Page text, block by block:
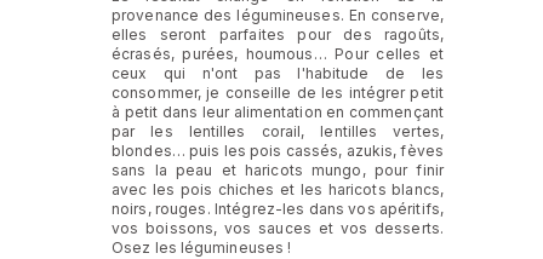
provenance des légumineuses. En conserve,
elles seront parfaites pour des ragoûts,
écrasés, purées, houmous… Pour celles et
ceux qui n'ont pas l'habitude de les
consommer, je conseille de les intégrer petit
à petit dans leur alimentation en commençant
par les lentilles corail, lentilles vertes,
blondes… puis les pois cassés, azukis, fèves
sans la peau et haricots mungo, pour finir
avec les pois chiches et les haricots blancs,
noirs, rouges. Intégrez-les dans vos apéritifs,
vos boissons, vos sauces et vos desserts.
Osez les légumineuses !